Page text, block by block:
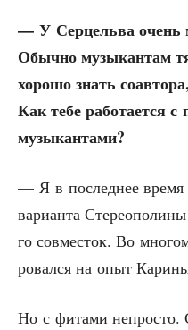
— У Сер­цель­ва очень
Обыч­но музы­кан­там
хоро­шо знать
Как тебе рабо­та­ет­ся
музыкантами?
— Я в послед­нее вре­мя
вари­ан­та
го сов­ме­сток. Во
ро­вал­ся на опыт
Но с фита­ми непро­сто.